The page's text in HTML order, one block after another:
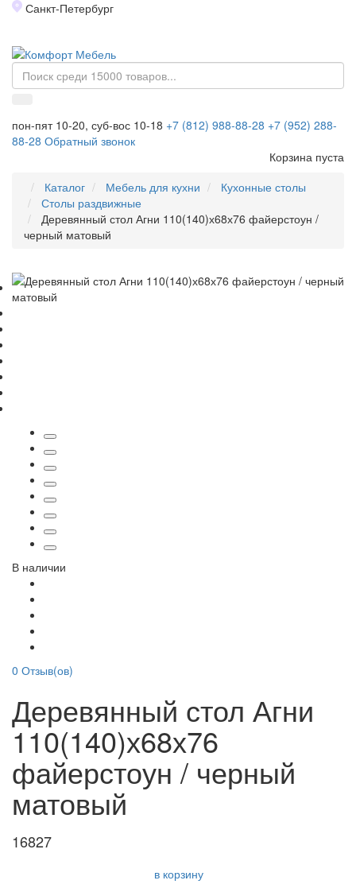
Санкт-Петербург
пон-пят 10-20, суб-вос 10-18 +7 (812) 988-88-28 +7 (952) 288-
88-28 Обратный звонок
Корзина пуста
Каталог
Мебель для кухни
Кухонные столы
Столы раздвижные
Деревянный стол Агни 110(140)х68х76 файерстоун /
черный матовый
В наличии
0 Отзыв(ов)
Деревянный стол Агни
110(140)х68х76
файерстоун / черный
матовый
16827
в корзину